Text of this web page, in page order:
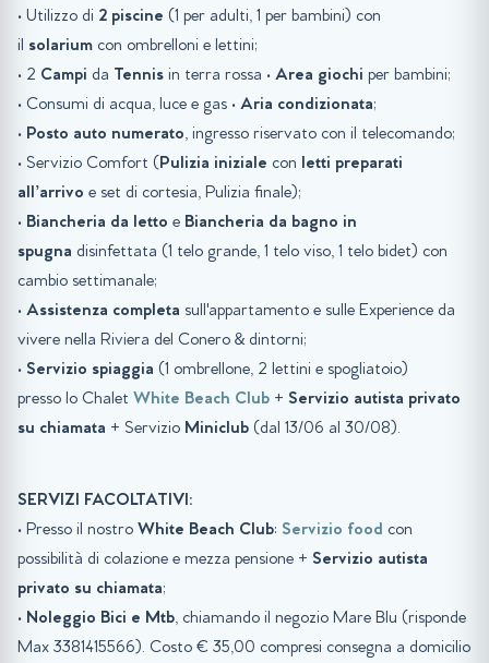
• Utilizzo di 2 piscine (1 per adulti, 1 per bambini) con
il solarium con ombrelloni e lettini;
• 2 Campi da Tennis in terra rossa • Area giochi per bambini;
• Consumi di acqua, luce e gas • Aria condizionata;
• Posto auto numerato, ingresso riservato con il telecomando;
• Servizio Comfort (Pulizia iniziale con letti preparati
all’arrivo e set di cortesia, Pulizia finale);
• Biancheria da letto e Biancheria da bagno in
spugna disinfettata (1 telo grande, 1 telo viso, 1 telo bidet) con
cambio settimanale;
• Assistenza completa sull'appartamento e sulle Experience da
vivere nella Riviera del Conero & dintorni;
• Servizio spiaggia (1 ombrellone, 2 lettini e spogliatoio)
presso lo Chalet White Beach Club + Servizio autista privato
su chiamata + Servizio Miniclub (dal 13/06 al 30/08).
SERVIZI FACOLTATIVI:
• Presso il nostro White Beach Club: Servizio food con
possibilità di colazione e mezza pensione + Servizio autista
privato su chiamata;
• Noleggio Bici e Mtb, chiamando il negozio Mare Blu (risponde
Max 3381415566). Costo € 35,00 compresi consegna a domicilio